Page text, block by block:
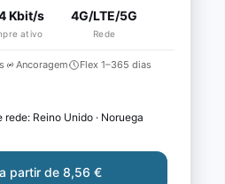
Kbit/s
ativo
4G/LTE/5G
Rede
Ancoragem Flex 1–365 dias
rede: Reino Unido · Noruega
partir de 8,56 €